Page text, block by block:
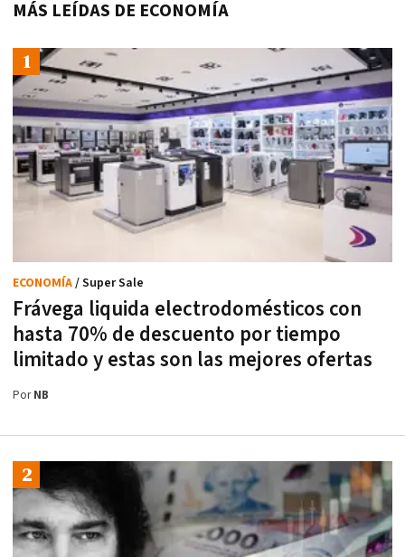
MÁS LEÍDAS DE ECONOMÍA
Frávega liquida electrodomésticos con
hasta 70% de descuento por tiempo
limitado y estas son las mejores ofertas
ECONOMÍA/ Super Sale
PorNB